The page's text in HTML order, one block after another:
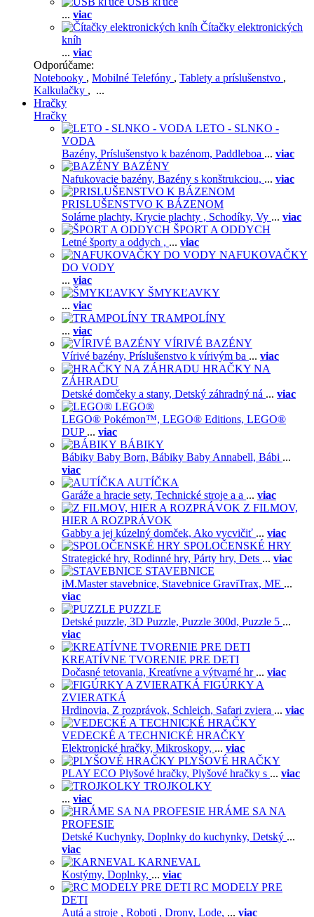
... viac
Čítačky elektronických
kníh
... viac
Odporúčame:
Notebooky , Mobilné Telefóny , Tablety a príslušenstvo ,
Kalkulačky , ...
Hračky
Hračky
LETO - SLNKO -
VODA
Bazény, Príslušenstvo k bazénom, Paddleboa ... viac
BAZÉNY
Nafukovacie bazény, Bazény s konštrukciou, ... viac
PRISLUŠENSTVO K BÁZENOM
Solárne plachty, Krycie plachty , Schodíky, Vy ... viac
ŠPORT A ODDYCH
Letné športy a oddych , ... viac
NAFUKOVAČKY
DO VODY
... viac
ŠMYKĽAVKY
... viac
TRAMPOLÍNY
... viac
VÍRIVÉ BAZÉNY
Vírivé bazény, Príslušenstvo k vírivým ba ... viac
HRAČKY NA
ZÁHRADU
Detské domčeky a stany, Detský záhradný ná ... viac
LEGO®
LEGO® Pokémon™, LEGO® Editions, LEGO®
DUP ... viac
BÁBIKY
Bábiky Baby Born, Bábiky Baby Annabell, Bábi ...
viac
AUTÍČKA
Garáže a hracie sety, Technické stroje a a ... viac
Z FILMOV,
HIER A ROZPRÁVOK
Gabby a jej kúzelný domček, Ako vycvičiť ... viac
SPOLOČENSKÉ HRY
Strategické hry, Rodinné hry, Párty hry, Dets ... viac
STAVEBNICE
iM.Master stavebnice, Stavebnice GraviTrax, ME ...
viac
PUZZLE
Detské puzzle, 3D Puzzle, Puzzle 300d, Puzzle 5 ...
viac
KREATÍVNE TVORENIE PRE DETI
Dočasné tetovania, Kreatívne a výtvarné hr ... viac
FIGÚRKY A
ZVIERATKÁ
Hrdinovia, Z rozprávok, Schleich, Safari zviera ... viac
VEDECKÉ A TECHNICKÉ HRAČKY
Elektronické hračky, Mikroskopy, ... viac
PLYŠOVÉ HRAČKY
PLAY ECO Plyšové hračky, Plyšové hračky s ... viac
TROJKOLKY
... viac
HRÁME SA NA
PROFESIE
Detské Kuchynky, Doplnky do kuchynky, Detský ...
viac
KARNEVAL
Kostýmy, Doplnky, ... viac
RC MODELY PRE
DETI
Autá a stroje , Roboti , Drony, Lode, ... viac